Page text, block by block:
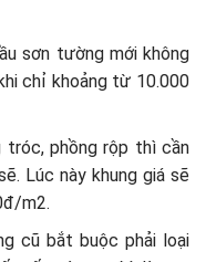
sơn tường mới không
chỉ khoảng từ 10.000
tróc, phồng rộp thì cần
Lúc này khung giá sẽ
m2.
cũ bắt buộc phải loại